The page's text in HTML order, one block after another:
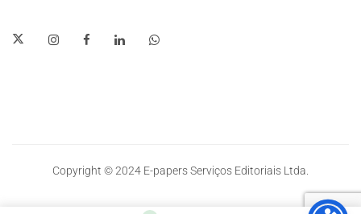
Copyright © 2024 E-papers Serviços Editoriais Ltda.